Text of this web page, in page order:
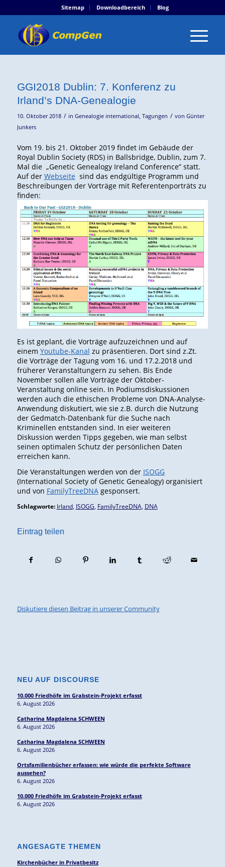
Sitemap Downloadbereich Blog
GGI2018 Dublin: 7. Konferenz zu
Irland’s DNA-Genealogie
10. Oktober 2018 / in Genealogie international, Tagungen / von Günter
Junkers
Vom 19. bis 21. Oktober 2019 findet im Gebäude der
Royal Dublin Society (RDS) in Ballsbridge, Dublin, zum 7.
Mal die „Genetic Genealogy Ireland Conference” statt.
Auf der Webseite sind das endgültige Programm und
Beschreibungen der Vorträge mit Referentenporträts zu
finden:
Es ist geplant, die Vorträge aufzuzeichnen und auf
einem Youtube-Kanal zu präsentieren. Dort sind z.Zt.
die Vorträge der Tagung vom 16. und 17.2.2018 und
früherer Veranstaltungern zu sehen. Bis Ende
November sollen alle Vorträge der Oktober-
Veranstaltung online sein. In Podiumsdiskussionen
werden auch die ethischen Probleme von DNA-Analyse-
Anwendung diskutiert, wie sie z.B. durch die Nutzung
der Gedmatch-Datenbank für die Suche nach
Kriminellen entstanden sind. In eier weiteren
Diskussion werden Tipps gegeben, wie man selbst
seinen optimalen Schutz der persönlichen Daten
erreichen kann.
Die Veranstaltungen werden von der ISOGG
(International Society of Genetic Genealogy) organisiert
und von FamilyTreeDNAgesponsert.
Schlagworte: Irland, ISOGG, FamilyTreeDNA, DNA
Eintrag teilen
Diskutiere diesen Beitrag in unserer Community
NEU AUF DISCOURSE
10.000 Friedhöfe im Grabstein-Projekt erfasst
6. August 2026
Catharina Magdalena SCHWEEN
6. August 2026
Catharina Magdalena SCHWEEN
6. August 2026
Ortsfamilienbücher erfassen: wie würde die perfekte Software
aussehen?
6. August 2026
10.000 Friedhöfe im Grabstein-Projekt erfasst
6. August 2026
ANGESAGTE THEMEN
Kirchenbücher in Privatbesitz